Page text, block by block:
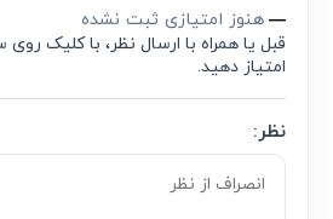
— هنوز امتیازی ثبت نشده
قبل یا همراه با ارسال نظر، با کلیک روی
امتیاز دهید.
نظر: